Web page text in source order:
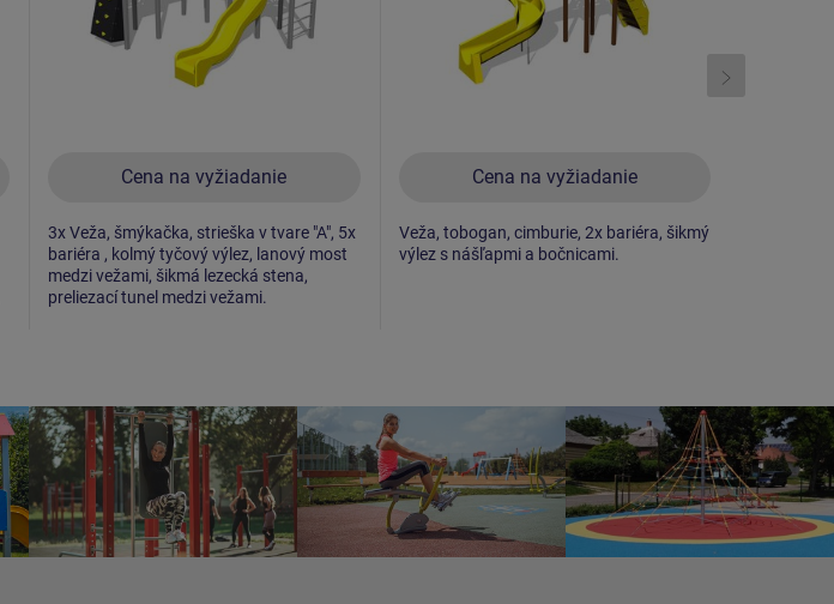
Cena na vyžiadanie
3x Veža, šmýkačka, strieška v tvare "A", 5x
bariéra , kolmý tyčový výlez, lanový most
medzi vežami, šikmá lezecká stena,
preliezací tunel medzi vežami.
Cena na vyžiadanie
Veža, tobogan, cimburie, 2x bariéra, šikmý
výlez s nášľapmi a bočnicami.